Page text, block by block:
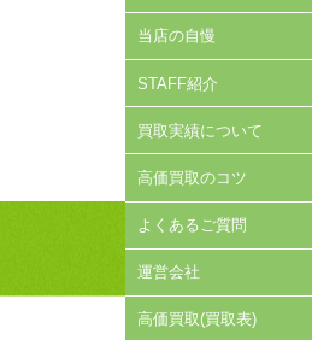
当店の自慢
STAFF紹介
買取実績について
高価買取のコツ
よくあるご質問
運営会社
高価買取(買取表)